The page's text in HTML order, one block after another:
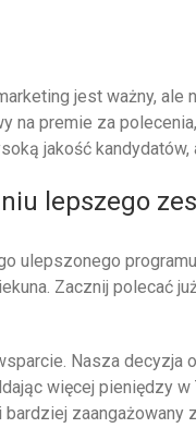
jest ważny,
na premie za
jakość
lepszego
ulepszonego
Zacznij polecać
Nasza
więcej pieniędzy
zaangażowany